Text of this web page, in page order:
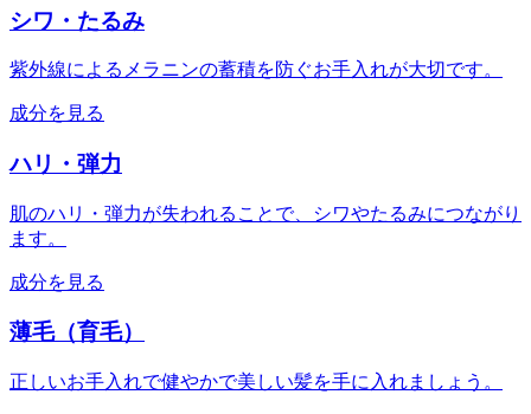
シワ・たるみ
紫外線によるメラニンの蓄積を防ぐお手入れが大切です。
成分を見る
ハリ・弾力
肌のハリ・弾力が失われることで、シワやたるみにつながり
ます。
成分を見る
薄毛（育毛）
正しいお手入れで健やかで美しい髪を手に入れましょう。